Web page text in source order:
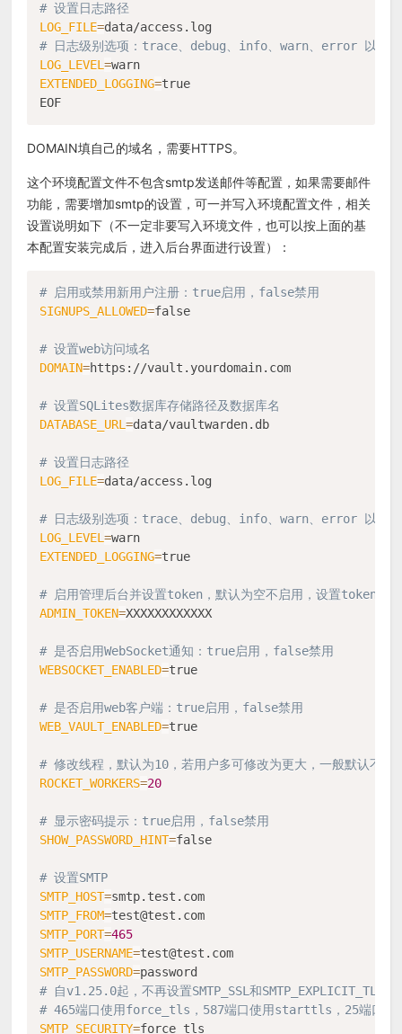
# 设置日志路径
LOG_FILE=
# 日志级别选项：trace、debug、info、warn、error 以及
LOG_LEVEL=
EXTENDED_LOGGING=true
DOMAIN填自己的域名，需要HTTPS。
这个环境配置文件不包含smtp发送邮件等配置，如果需要邮件
功能，需要增加smtp的设置，可一并写入环境配置文件，相关
设置说明如下（不一定非要写入环境文件，也可以按上面的基
本配置安装完成后，进入后台界面进行设置）：
# 启用或禁用新用户注册：true启用，false禁用
SIGNUPS_ALLOWED=false
# 设置web访问域名
DOMAIN=https://vault.yourdomain.com
# 设置SQLites数据库存储路径及数据库名
DATABASE_URL=data/vaultwarden.db
# 设置日志路径
LOG_FILE=data/access.log
# 日志级别选项：trace、debug、info、warn、error 以及
LOG_LEVEL=
EXTENDED_LOGGING=true
# 启用管理后台并设置token，默认为空不启用，设置token后
ADMIN_TOKEN=XXXXXXXXXXXX
# 是否启用WebSocket通知：true启用，false禁用
WEBSOCKET_ENABLED=true
# 是否启用web客户端：true启用，false禁用
WEB_VAULT_ENABLED=true
# 修改线程，默认为10，若用户多可修改为更大，一般默认不需
ROCKET_WORKERS=20
# 显示密码提示：true启用，false禁用
SHOW_PASSWORD_HINT=false
# 设置SMTP
SMTP_HOST=
SMTP_FROM=
SMTP_PORT=465
SMTP_USERNAME=
SMTP_PASSWORD=
# 自v1.25.0起，不再设置SMTP_SSL和
# 465端口使用force_tls，587端口使用starttls，25端口使
SMTP_SECURITY=force_tls